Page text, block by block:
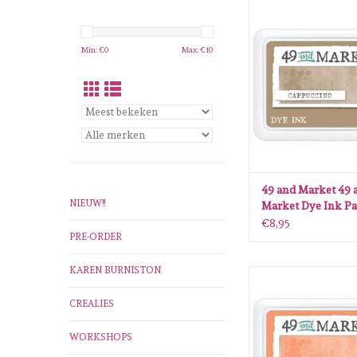
Min: €0 Max: €10
NIEUW!!
PRE-ORDER
KAREN BURNISTON
CREALIES
WORKSHOPS
TOEVOEGEN AAN
49 and Market 49
Market Dye Ink
Cappuccino
€8,95
TOEVOEGEN AAN